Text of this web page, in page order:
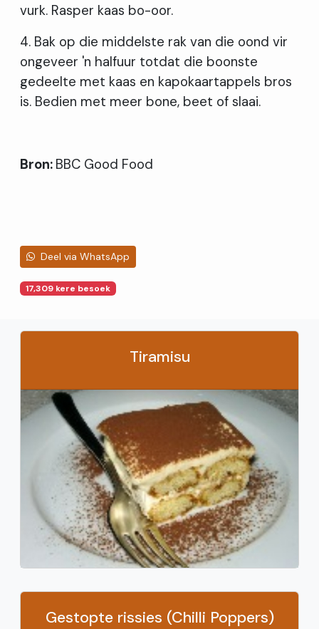
vurk. Rasper kaas bo-oor.
4. Bak op die middelste rak van die oond vir
ongeveer 'n halfuur totdat die boonste
gedeelte met kaas en kapokaartappels bros
is. Bedien met meer bone, beet of slaai.
Bron: BBC Good Food
Deel via WhatsApp
17,309 kere besoek
Tiramisu
Gestopte rissies (Chilli Poppers)